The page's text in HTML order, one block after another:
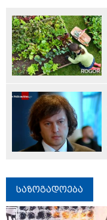
საზოგადოება